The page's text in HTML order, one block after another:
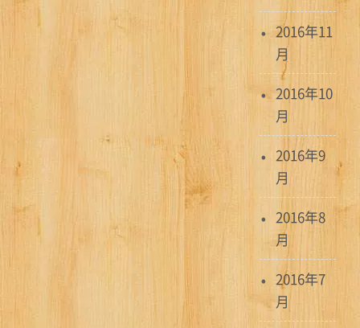
2016年11
月
2016年10
月
2016年9
月
2016年8
月
2016年7
月